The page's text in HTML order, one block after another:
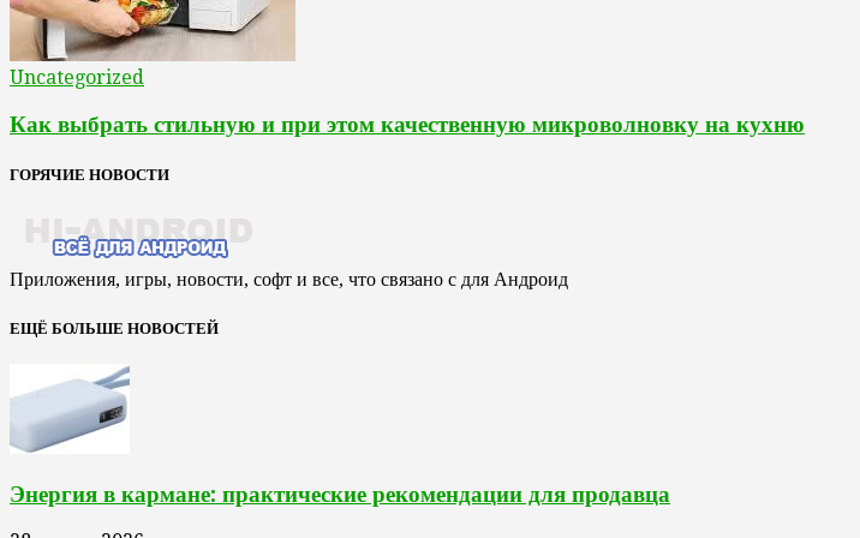
Uncategorized
Как выбрать стильную и при этом качественную микроволновку на кухню
ГОРЯЧИЕ НОВОСТИ
Приложения, игры, новости, софт и все, что связано с для Андроид
ЕЩЁ БОЛЬШЕ НОВОСТЕЙ
Энергия в кармане: практические рекомендации для продавца